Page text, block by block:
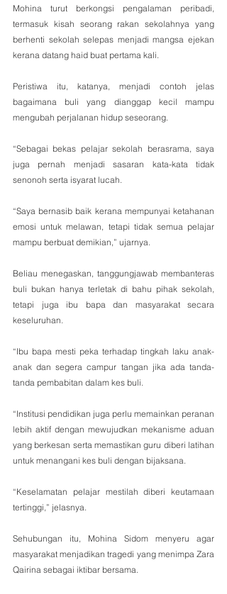
Mohina turut berkongsi pengalaman peribadi,
termasuk kisah seorang rakan sekolahnya yang
berhenti sekolah selepas menjadi mangsa ejekan
kerana datang haid buat pertama kali.
Peristiwa itu, katanya, menjadi contoh jelas
bagaimana buli yang dianggap kecil mampu
mengubah perjalanan hidup seseorang.
“Sebagai bekas pelajar sekolah berasrama, saya
juga pernah menjadi sasaran kata-kata tidak
senonoh serta isyarat lucah.
“Saya bernasib baik kerana mempunyai ketahanan
emosi untuk melawan, tetapi tidak semua pelajar
mampu berbuat demikian,” ujarnya.
Beliau menegaskan, tanggungjawab membanteras
buli bukan hanya terletak di bahu pihak sekolah,
tetapi juga ibu bapa dan masyarakat secara
keseluruhan.
“Ibu bapa mesti peka terhadap tingkah laku anak-
anak dan segera campur tangan jika ada tanda-
tanda pembabitan dalam kes buli.
“Institusi pendidikan juga perlu memainkan peranan
lebih aktif dengan mewujudkan mekanisme aduan
yang berkesan serta memastikan guru diberi latihan
untuk menangani kes buli dengan bijaksana.
“Keselamatan pelajar mestilah diberi keutamaan
tertinggi,” jelasnya.
Sehubungan itu, Mohina Sidom menyeru agar
masyarakat menjadikan tragedi yang menimpa Zara
Qairina sebagai iktibar bersama.